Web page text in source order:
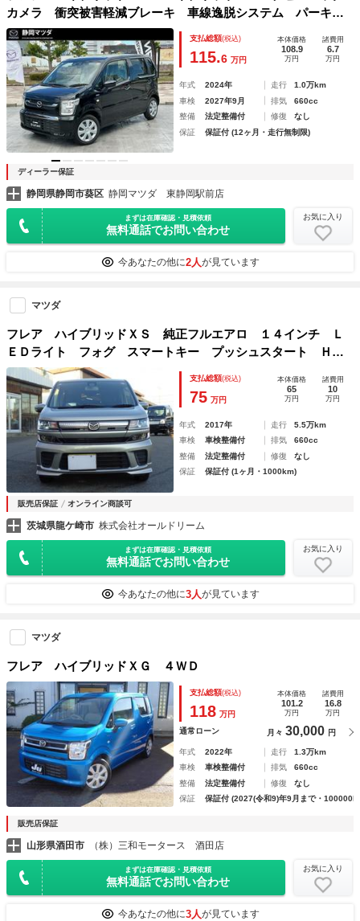
カメラ 衝突被害軽減ブレーキ 車線逸脱システム パーキン
グセンサー アンブレラホルダー
支払総額(税込)
115.6 万円
本体価格
108.9
万円
諸費用
6.7
万円
年式 2024年 走行
1.0万km
車検
2027年9月 排気
660cc
整備
法定整備付 修復
なし
保証
保証付 (12ヶ月・走行無制限)
ディーラー保証
静岡県静岡市葵区 静岡マツダ 東静岡駅前店
まずは在庫確認・見積依頼
無料通話でお問い合わせ
お気に入り
今あなたの他に2人が見ています
マツダ
フレア ハイブリッドＸＳ 純正フルエアロ １４インチ Ｌ
ＥＤライト フォグ スマートキー プッシュスタート ＨＤ
Ｄナビ ＤＶＤ再生 ＣＤ Ｂｌｕｅｔｏｏｔｈ フルセグＴ
Ｖ Ｂカメラ ＥＴＣ Ｈアップディスプレイ 走行５．５万
支払総額(税込)
75 万円
本体価格
65
万円
諸費用
10
万円
年式 2017年 走行
5.5万km
車検
車検整備付 排気
660cc
整備
法定整備付 修復
なし
保証
保証付 (1ヶ月・1000km)
販売店保証 オンライン商談可
茨城県龍ケ崎市 株式会社オールドリーム
まずは在庫確認・見積依頼
無料通話でお問い合わせ
お気に入り
今あなたの他に3人が見ています
マツダ
フレア ハイブリッドＸＧ ４ＷＤ
支払総額(税込)
118 万円
本体価格
101.2
万円
諸費用
16.8
万円
通常ローン 月々 30,000 円
年式 2022年 走行
1.3万km
車検
車検整備付 排気
660cc
整備
法定整備付 修復
なし
保証
保証付 (2027(令和9)年9月まで・
販売店保証
山形県酒田市 （株）三和モータース 酒田店
まずは在庫確認・見積依頼
無料通話でお問い合わせ
お気に入り
今あなたの他に3人が見ています